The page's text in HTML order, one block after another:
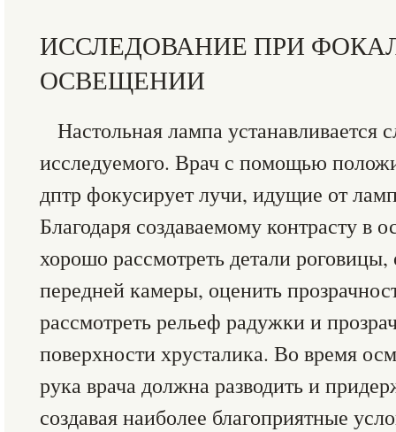
ИССЛЕДОВАНИЕ ПРИ
ОСВЕЩЕНИИ
Настольная лампа устанавливается
исследуемого. Врач с помощью
дптр фокусирует лучи, идущие от
Благодаря создаваемому контрасту в
хорошо рассмотреть детали роговицы,
передней камеры, оценить
рассмотреть рельеф радужки и
поверхности хрусталика. Во время
рука врача должна разводить и
создавая наиболее благоприятные